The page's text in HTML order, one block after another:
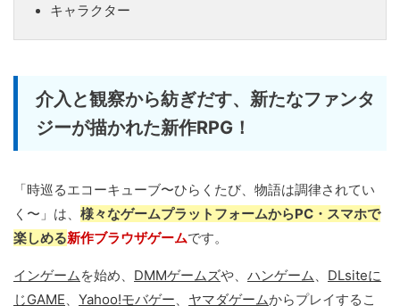
キャラクター
介入と観察から紡ぎだす、新たなファンタ
ジーが描かれた新作RPG！
「時巡るエコーキューブ〜ひらくたび、物語は調律されてい
く〜」は、 様々なゲームプラットフォームからPC・スマホで
楽しめる新作ブラウザゲームです。
インゲームを始め、 DMMゲームズや、 ハンゲーム、 DLsiteに
じGAME、 Yahoo!モバゲー、 ヤマダゲームからプレイするこ